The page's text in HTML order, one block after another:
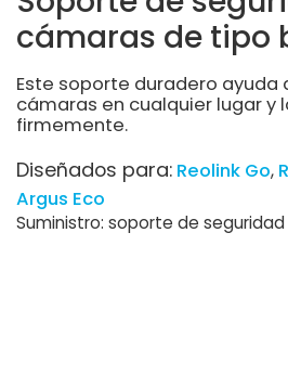
cámaras de tipo
Este soporte duradero ayuda
cámaras en cualquier lugar y
firmemente.
Diseñados para: Reolink Go
Argus Eco
Suministro: soporte de seguridad